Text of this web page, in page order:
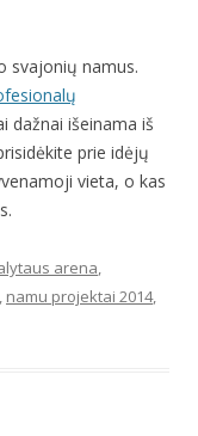
svajonių namus.
dažnai išeinama iš
prie idėjų
vieta, o kas
arena,
, namu projektai 2014,